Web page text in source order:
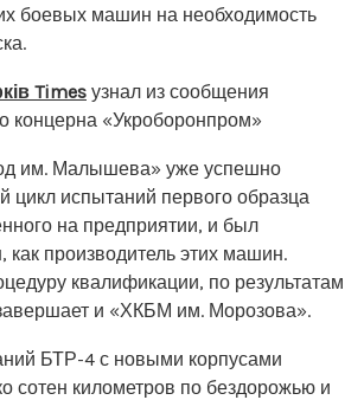
боевых машин на необходимость
Times узнал из сообщения
концерна «Укроборонпром»
им. Малышева» уже успешно
цикл испытаний первого образца
на предприятии, и был
производитель этих машин.
квалификации, по результатам
и «ХКБМ им. Морозова».
БТР-4 с новыми корпусами
сотен километров по бездорожью и